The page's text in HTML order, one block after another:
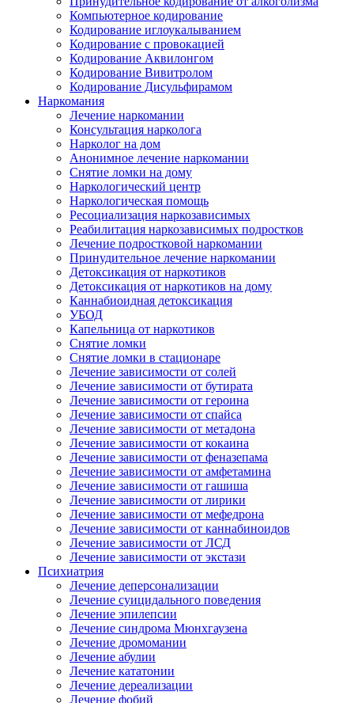
Компьютерное кодирование
Кодирование иглоукалыванием
Кодирование с провокацией
Кодирование Аквилонгом
Кодирование Вивитролом
Кодирование Дисульфирамом
Наркомания
Лечение наркомании
Консультация нарколога
Нарколог на дом
Анонимное лечение наркомании
Снятие ломки на дому
Наркологический центр
Наркологическая помощь
Ресоциализация наркозависимых
Реабилитация наркозависимых подростков
Лечение подростковой наркомании
Принудительное лечение наркомании
Детоксикация от наркотиков
Детоксикация от наркотиков на дому
Каннабиоидная детоксикация
УБОД
Капельница от наркотиков
Снятие ломки
Снятие ломки в стационаре
Лечение зависимости от солей
Лечение зависимости от бутирата
Лечение зависимости от героина
Лечение зависимости от спайса
Лечение зависимости от метадона
Лечение зависимости от кокаина
Лечение зависимости от феназепама
Лечение зависимости от амфетамина
Лечение зависимости от гашиша
Лечение зависимости от лирики
Лечение зависимости от мефедрона
Лечение зависимости от каннабиноидов
Лечение зависимости от ЛСД
Лечение зависимости от экстази
Психиатрия
Лечение деперсонализации
Лечение суицидального поведения
Лечение эпилепсии
Лечение синдрома Мюнхгаузена
Лечение дромомании
Лечение абулии
Лечение кататонии
Лечение дереализации
Лечение фобий